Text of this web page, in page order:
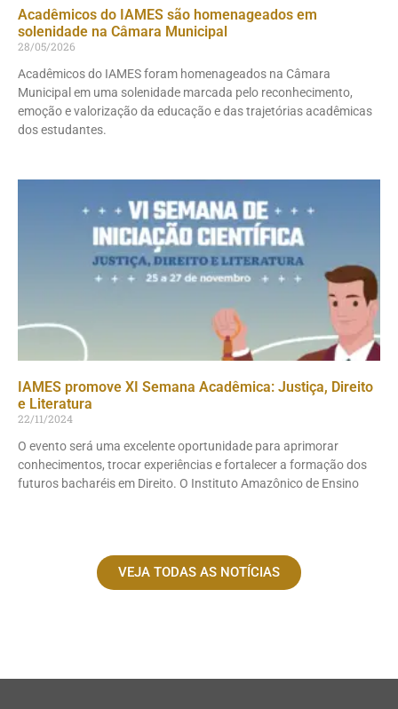
Acadêmicos do IAMES são homenageados em
solenidade na Câmara Municipal
28/05/2026
Acadêmicos do IAMES foram homenageados na Câmara
Municipal em uma solenidade marcada pelo reconhecimento,
emoção e valorização da educação e das trajetórias acadêmicas
dos estudantes.
IAMES promove XI Semana Acadêmica: Justiça, Direito
e Literatura
22/11/2024
O evento será uma excelente oportunidade para aprimorar
conhecimentos, trocar experiências e fortalecer a formação dos
futuros bacharéis em Direito. O Instituto Amazônico de Ensino
VEJA TODAS AS NOTÍCIAS